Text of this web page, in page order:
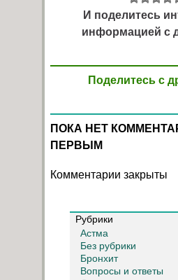
И поделитесь
информацией с
Поделитесь с
ПОКА НЕТ
ПЕРВЫМ
Комментарии закрыты
Рубрики
Астма
Без рубрики
Бронхит
Вопросы и ответы